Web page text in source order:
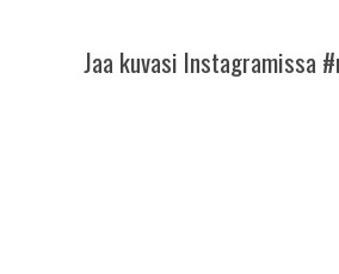
Jaa kuvasi Instagramissa